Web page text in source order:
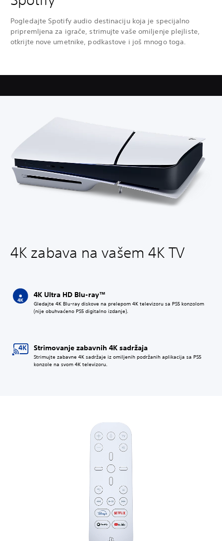
Pogledajte Spotify audio destinaciju koja je specijalno
pripremljena za igrače, strimujte vaše omiljenje plejliste,
otkrijte nove umetnike, podkastove i još mnogo toga.
4K zabava na vašem 4K TV
4K Ultra HD Blu-ray™
Gledajte 4K Blu-ray diskove na prelepom 4K televizoru sa PS5 konzolom
(nije obuhvaćeno PS5 digitalno izdanje).
Strimovanje zabavnih 4K sadržaja
Strimujte zabavne 4K sadržaje iz omiljenih podržanih aplikacija sa PS5
konzole na svom 4K televizoru.